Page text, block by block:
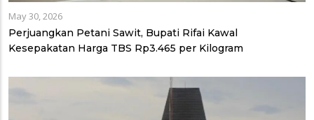
May 30, 2026
Perjuangkan Petani Sawit, Bupati Rifai Kawal
Kesepakatan Harga TBS Rp3.465 per Kilogram